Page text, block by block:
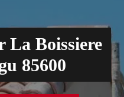
La Boissiere
85600